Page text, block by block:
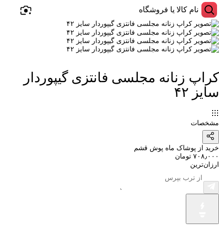
کراپ زنانه مجلسی فانتزی گیپوردار
سایز ۴۲
مشخصات
خرید از پوشاک ماه پوش قشم
۷۰۸٫۰۰۰ تومان
ارزان‌ترین